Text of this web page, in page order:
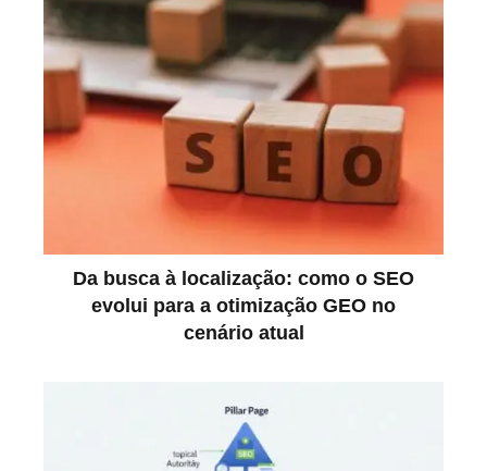
Da busca à localização: como o SEO
evolui para a otimização GEO no
cenário atual